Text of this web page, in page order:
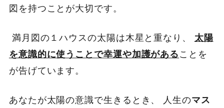
図を持つことが大切です。
満月図の１ハウスの太陽は木星と重なり、 太陽
を意識的に使うことで幸運や加護があることを
が告げています。
あなたが太陽の意識で生きるとき、 人生のマス